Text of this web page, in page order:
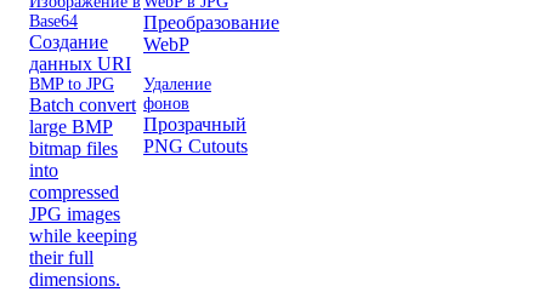
Base64
Создание
данных URI
Преобразование
WebP
BMP to JPG
Batch convert
large BMP
bitmap files
into
compressed
JPG images
while keeping
their full
dimensions.
Удаление
фонов
Прозрачный
PNG Cutouts